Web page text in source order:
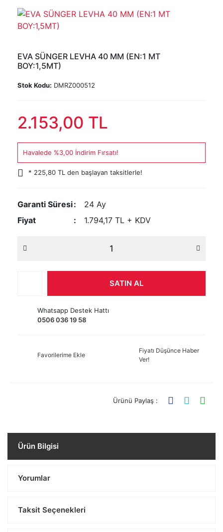
EVA SÜNGER LEVHA 40 MM (EN:1 MT
BOY:1,5MT)
Stok Kodu: DMRZ000512
2.153,00 TL
Havalede %3,00 İndirim Fırsatı!
* 225,80 TL den başlayan taksitlerle!
Garanti Süresi
24 Ay
Fiyat
1.794,17 TL + KDV
SATIN AL
Whatsapp Destek Hattı
0506 036 19 58
Favorilerime Ekle
Fiyatı Düşünce Haber
Ver!
Ürünü Paylaş :
Ürün Bilgisi
Yorumlar
Taksit Seçenekleri